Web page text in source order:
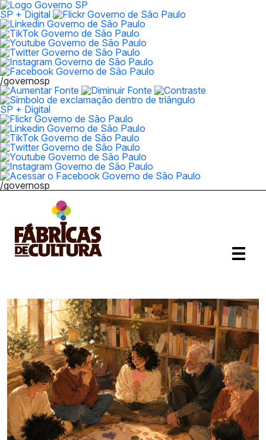
SP + Digital
/governosp
SP + Digital
/governosp